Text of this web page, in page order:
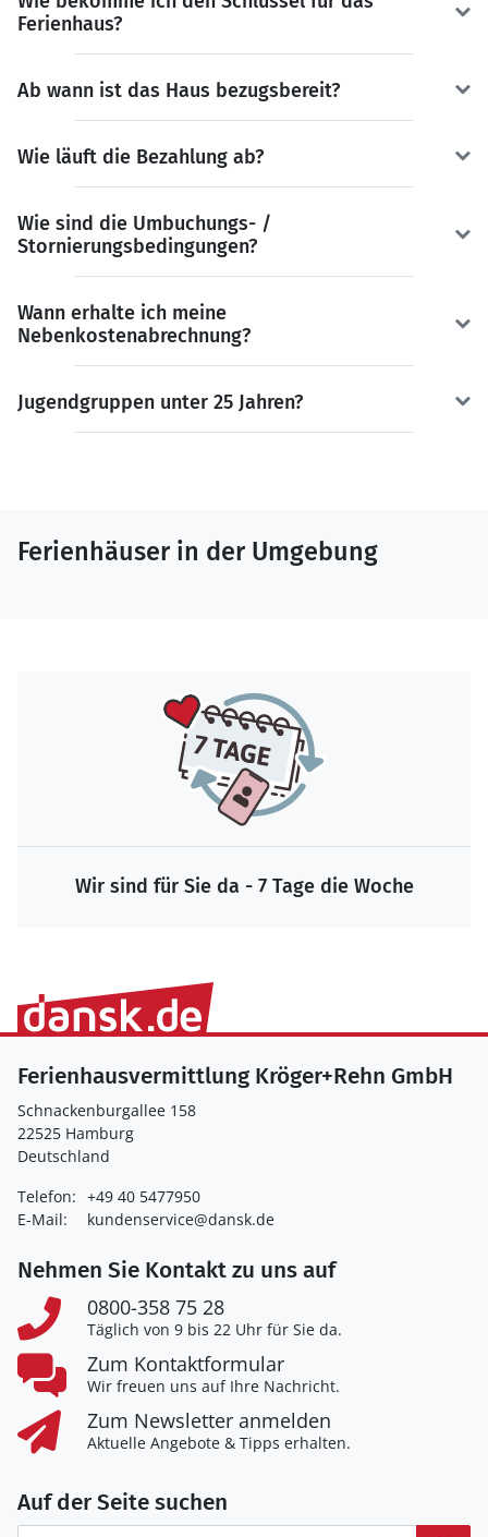
Ferienhaus?
Ab wann ist das Haus bezugsbereit?
Wie läuft die Bezahlung ab?
Wie sind die Umbuchungs- /
Stornierungsbedingungen?
Wann erhalte ich meine
Nebenkostenabrechnung?
Jugendgruppen unter 25 Jahren?
Ferienhäuser in der Umgebung
Wir sind für Sie da - 7 Tage die Woche
Ferienhausvermittlung Kröger+Rehn GmbH
Schnackenburgallee 158
22525 Hamburg
Deutschland
Telefon: +49 40 5477950
E-Mail:
kundenservice@dansk.de
Nehmen Sie Kontakt zu uns auf
0800-358 75 28
Täglich von 9 bis 22 Uhr für Sie da.
Zum Kontaktformular
Wir freuen uns auf Ihre Nachricht.
Zum Newsletter anmelden
Aktuelle Angebote & Tipps erhalten.
Auf der Seite suchen